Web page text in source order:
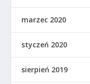
marzec 2020
styczeń 2020
sierpień 2019